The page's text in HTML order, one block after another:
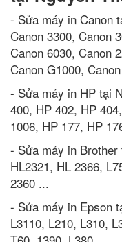
- Sửa máy in Canon
Canon 3300, Canon
Canon 6030, Canon
Canon G1000,
- Sửa máy in HP tại
400, HP 402, HP
1006, HP 177, HP
- Sửa máy in
HL2321, HL 2366,
2360 ...
- Sửa máy in Epson
L3110, L210, L310,